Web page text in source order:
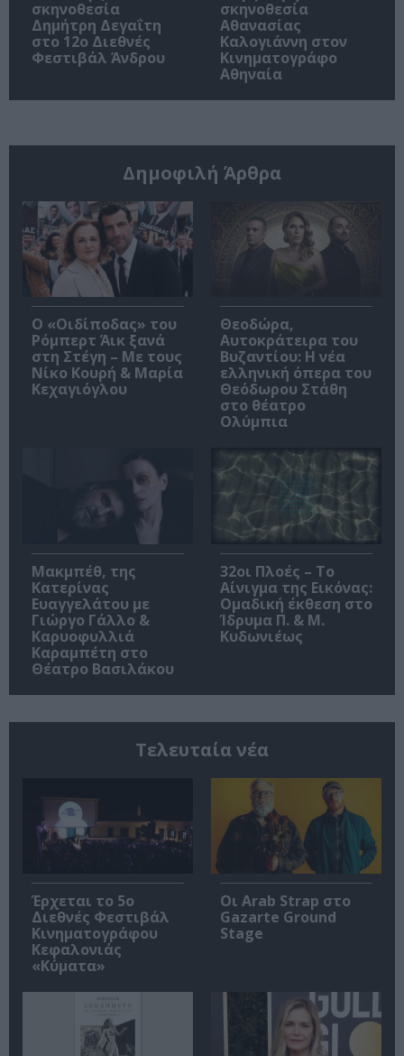
σκηνοθεσία
Δημήτρη Δεγαΐτη
στο 12ο Διεθνές
Φεστιβάλ Άνδρου
σκηνοθεσία
Αθανασίας
Καλογιάννη στον
Κινηματογράφο
Αθηναία
Δημοφιλή Άρθρα
O «Οιδίποδας» του
Ρόμπερτ Άικ ξανά
στη Στέγη – Με τους
Νίκο Κουρή & Μαρία
Κεχαγιόγλου
Θεοδώρα,
Αυτοκράτειρα του
Βυζαντίου: Η νέα
ελληνική όπερα του
Θεόδωρου Στάθη
στο θέατρο
Ολύμπια
Μακμπέθ, της
Κατερίνας
Ευαγγελάτου με
Γιώργο Γάλλο &
Καρυοφυλλιά
Καραμπέτη στο
Θέατρο Βασιλάκου
32οι Πλοές – Το
Αίνιγμα της Εικόνας:
Ομαδική έκθεση στο
Ίδρυμα Π. & Μ.
Κυδωνιέως
Τελευταία νέα
Έρχεται το 5ο
Διεθνές Φεστιβάλ
Κινηματογράφου
Κεφαλονιάς
«Κύματα»
Οι Arab Strap στο
Gazarte Ground
Stage